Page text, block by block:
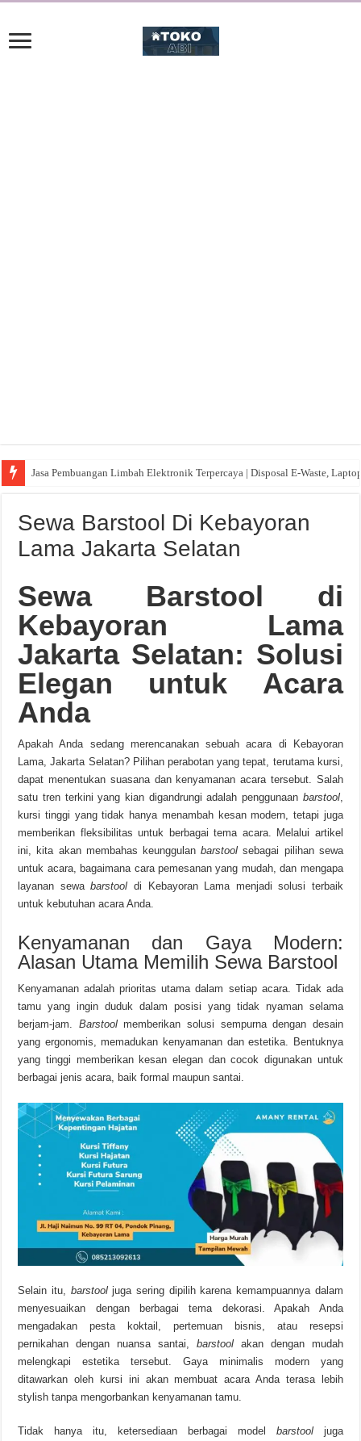
Jasa Pembuangan Limbah Elektronik Terpercaya | Disposal E-Waste,
Sewa Barstool Di Kebayoran
Lama Jakarta Selatan
Sewa Barstool di
Kebayoran Lama
Jakarta Selatan: Solusi
Elegan untuk Acara
Anda
Apakah Anda sedang merencanakan sebuah acara di Kebayoran
Lama, Jakarta Selatan? Pilihan perabotan yang tepat, terutama kursi,
dapat menentukan suasana dan kenyamanan acara tersebut. Salah
satu tren terkini yang kian digandrungi adalah penggunaan barstool,
kursi tinggi yang tidak hanya menambah kesan modern, tetapi juga
memberikan fleksibilitas untuk berbagai tema acara. Melalui artikel
ini, kita akan membahas keunggulanbarstool sebagai pilihan sewa
untuk acara, bagaimana cara pemesanan yang mudah, dan mengapa
layanan sewabarstool di Kebayoran Lama menjadi solusi terbaik
untuk kebutuhan acara Anda.
Kenyamanan dan Gaya Modern:
Alasan Utama Memilih Sewa Barstool
Kenyamanan adalah prioritas utama dalam setiap acara. Tidak ada
tamu yang ingin duduk dalam posisi yang tidak nyaman selama
berjam-jam. Barstoolmemberikan solusi sempurna dengan desain
yang ergonomis, memadukan kenyamanan dan estetika. Bentuknya
yang tinggi memberikan kesan elegan dan cocok digunakan untuk
berbagai jenis acara, baik formal maupun santai.
Selain itu, barstooljuga sering dipilih karena kemampuannya dalam
menyesuaikan dengan berbagai tema dekorasi. Apakah Anda
mengadakan pesta koktail, pertemuan bisnis, atau resepsi
pernikahan dengan nuansa santai, barstoolakan dengan mudah
melengkapi estetika tersebut. Gaya minimalis modern yang
ditawarkan oleh kursi ini akan membuat acara Anda terasa lebih
stylish tanpa mengorbankan kenyamanan tamu.
Tidak hanya itu, ketersediaan berbagai model barstooljuga